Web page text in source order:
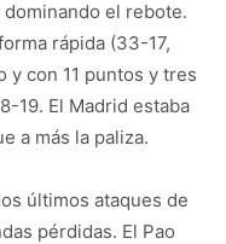
el rebote.
rápida (33-17,
y con 11 puntos y tres
19. El Madrid estaba
a más la paliza.
últimos ataques de
pérdidas. El Pao